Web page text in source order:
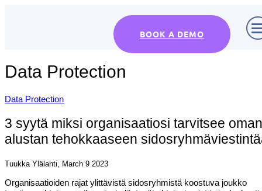
BOOK A DEMO
Data Protection
Data Protection
3 syytä miksi organisaatiosi tarvitsee oman
alustan tehokkaaseen
Tuukka Ylälahti, March 9 2023
Organisaatioiden rajat ylittävistä sidosryhmistä koostuva joukko